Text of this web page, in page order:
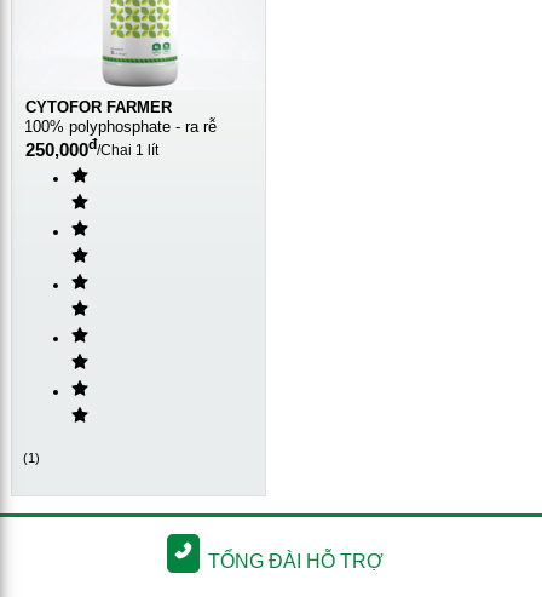
CYTOFOR FARMER
100% polyphosphate - ra rễ
250,000đ/Chai 1 lít
(1)
TỔNG ĐÀI HỖ TRỢ